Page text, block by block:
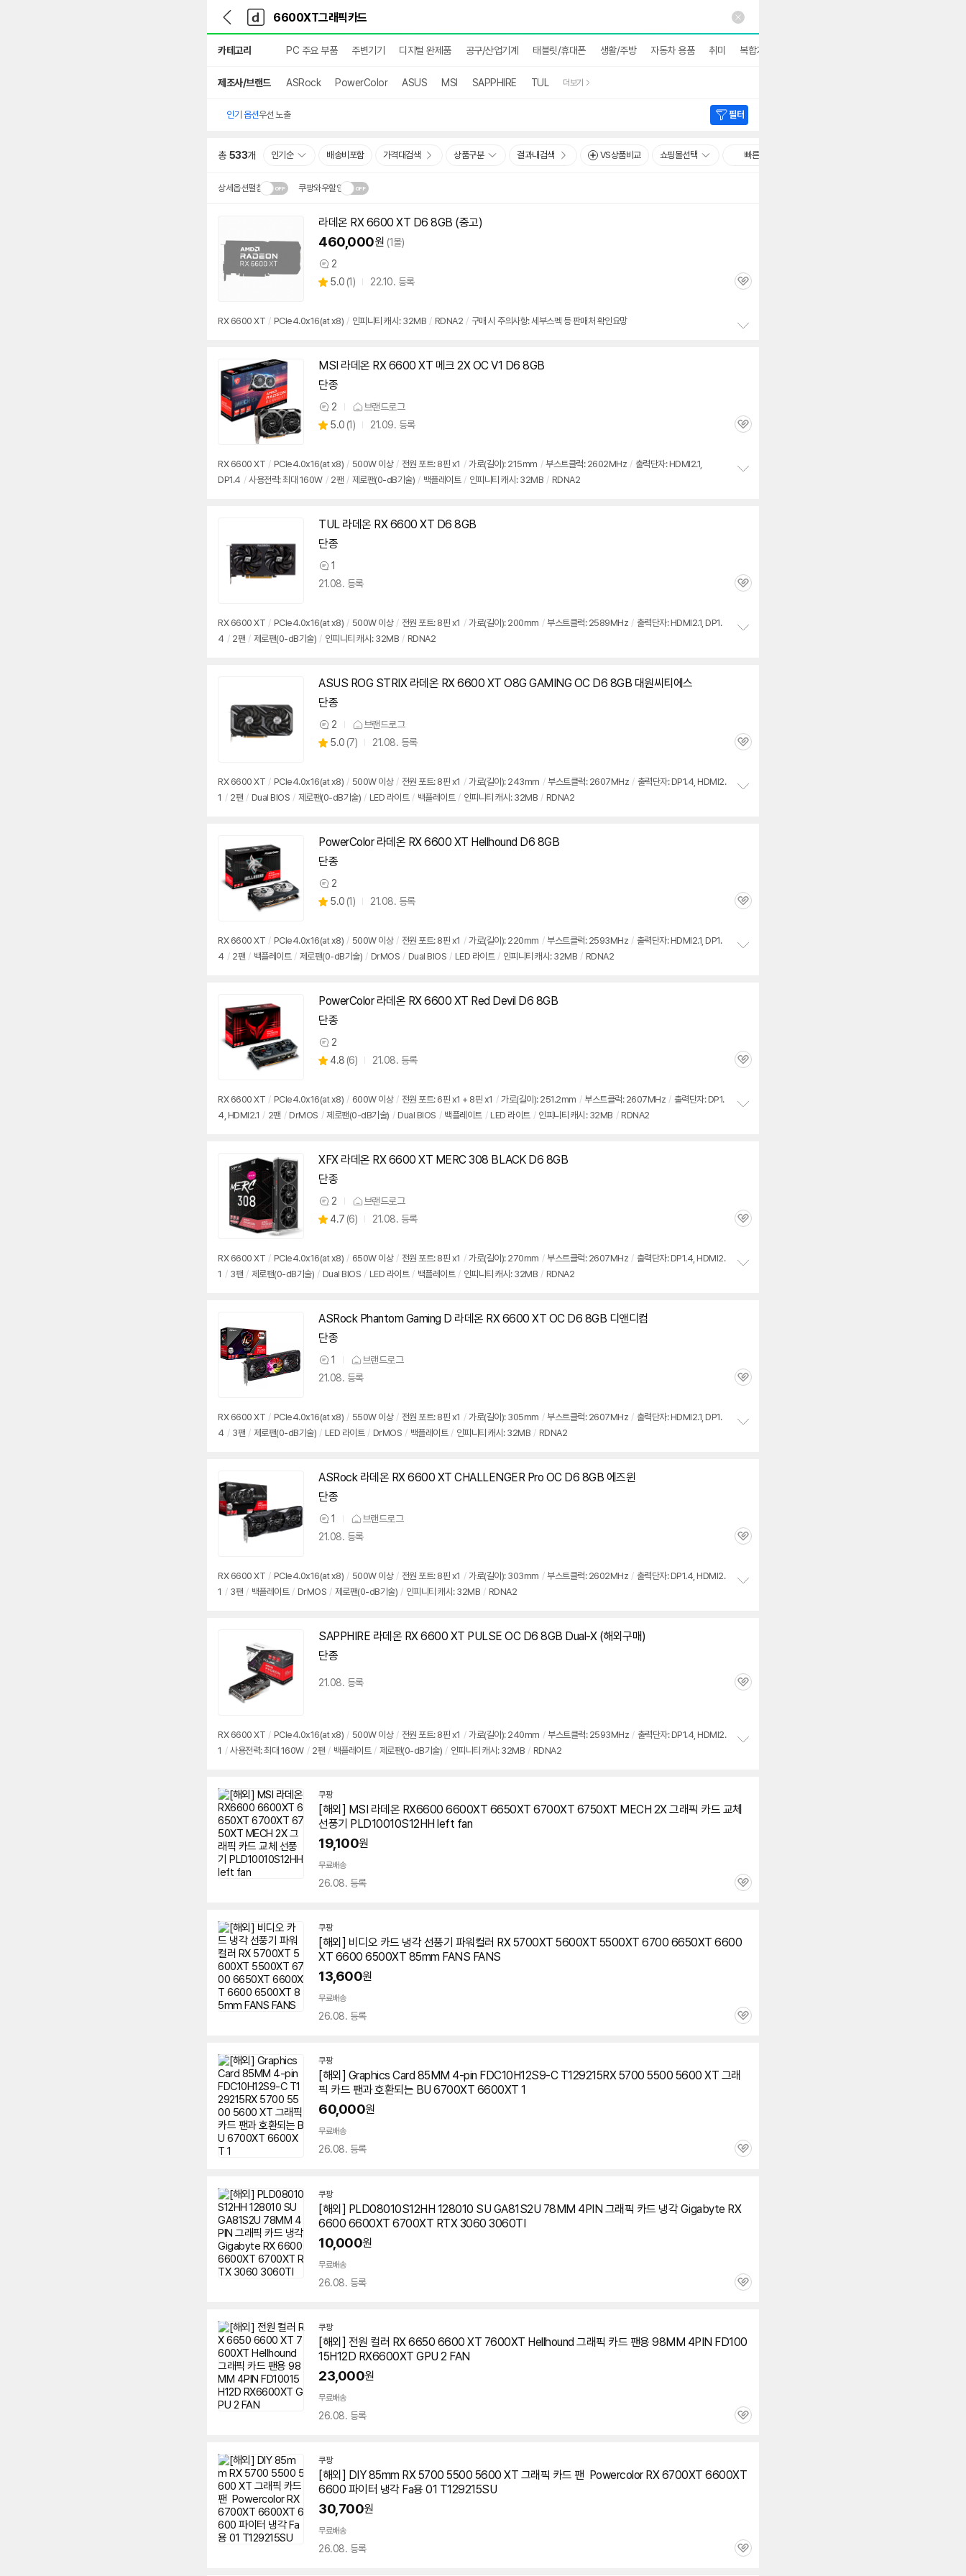
다
나
와
가
기
다
와
메
인
카테고리 PC 주요 부품 주변기기 디지털 완제품 공구/산업기계 태블릿/휴대폰 생활/주방 자동차 용품 취미 복합기/SW
제조사/브랜드 ASRock PowerColor ASUS MSI SAPPHIRE TUL 더보기
인기 옵션우선 노출 필터
총 533개 인기순 배송비포함 가격대검색 상품구분 결과내검색 VS상품비교 쇼핑몰선택 빠른배송
상세옵션펼침 쿠팡와우할인
기
라데온 RX 6600 XT D6 8GB (중고)
460,000원 (1몰)
상
품
2
별
5.0 (상
뷰
1) 22.10. 등록
관
RX 6600 XT / PCIe4.0x16(at x8) / 인피니티 캐시: 32MB / RDNA2 / 구매 시 주의사항: 세부스펙 등 판매처 확인요망
MSI 라데온 RX 6600 XT 메크 2X OC V1 D6 8GB
단종
상
품
2 브랜드로그
별
5.0 (상
1) 21.09. 등록
관
RX 6600 XT / PCIe4.0x16(at x8) / 500W 이상 / 전원 포트: 8핀 x1 / 가로(길이): 215mm / 부스트클럭: 2602MHz / 출력단자: HDMI2.1,
DP1.4 / 사용전력: 최대 160W / 2팬 / 제로팬(0-dB기술) / 백플레이트 / 인피니티 캐시: 32MB / RDNA2
TUL 라데온 RX 6600 XT D6 8GB
단종
상
품
1
21.08. 등록
관
RX 6600 XT / PCIe4.0x16(at x8) / 500W 이상 / 전원 포트: 8핀 x1 / 가로(길이): 200mm / 부스트클럭: 2589MHz / 출력단자: HDMI2.1, DP1.
4 / 2팬 / 제로팬(0-dB기술) / 인피니티 캐시: 32MB / RDNA2
ASUS ROG STRIX 라데온 RX 6600 XT O8G GAMING OC D6 8GB 대원씨티에스
단종
상
품
2 브랜드로그
별
5.0 (상
7) 21.08. 등록
관
RX 6600 XT / PCIe4.0x16(at x8) / 500W 이상 / 전원 포트: 8핀 x1 / 가로(길이): 243mm / 부스트클럭: 2607MHz / 출력단자: DP1.4, HDMI2.
1 / 2팬 / Dual BIOS / 제로팬(0-dB기술) / LED 라이트 / 백플레이트 / 인피니티 캐시: 32MB / RDNA2
PowerColor 라데온 RX 6600 XT Hellhound D6 8GB
단종
상
품
2
별
5.0 (상
1) 21.08. 등록
관
RX 6600 XT / PCIe4.0x16(at x8) / 500W 이상 / 전원 포트: 8핀 x1 / 가로(길이): 220mm / 부스트클럭: 2593MHz / 출력단자: HDMI2.1, DP1.
4 / 2팬 / 백플레이트 / 제로팬(0-dB기술) / DrMOS / Dual BIOS / LED 라이트 / 인피니티 캐시: 32MB / RDNA2
PowerColor 라데온 RX 6600 XT Red Devil D6 8GB
단종
상
품
2
별
4.8 (상
6) 21.08. 등록
관
RX 6600 XT / PCIe4.0x16(at x8) / 600W 이상 / 전원 포트: 6핀 x1 + 8핀 x1 / 가로(길이): 251.2mm / 부스트클럭: 2607MHz / 출력단자: DP1.
4, HDMI2.1 / 2팬 / DrMOS / 제로팬(0-dB기술) / Dual BIOS / 백플레이트 / LED 라이트 / 인피니티 캐시: 32MB / RDNA2
XFX 라데온 RX 6600 XT MERC 308 BLACK D6 8GB
단종
상
품
2 브랜드로그
별
4.7 (상
6) 21.08. 등록
관
RX 6600 XT / PCIe4.0x16(at x8) / 650W 이상 / 전원 포트: 8핀 x1 / 가로(길이): 270mm / 부스트클럭: 2607MHz / 출력단자: DP1.4, HDMI2.
1 / 3팬 / 제로팬(0-dB기술) / Dual BIOS / LED 라이트 / 백플레이트 / 인피니티 캐시: 32MB / RDNA2
ASRock Phantom Gaming D 라데온 RX 6600 XT OC D6 8GB 디앤디컴
단종
상
품
1
브랜드로그
21.08. 등록
관
RX 6600 XT / PCIe4.0x16(at x8) / 550W 이상 / 전원 포트: 8핀 x1 / 가로(길이): 305mm / 부스트클럭: 2607MHz / 출력단자: HDMI2.1, DP1.
4 / 3팬 / 제로팬(0-dB기술) / LED 라이트 / DrMOS / 백플레이트 / 인피니티 캐시: 32MB / RDNA2
ASRock 라데온 RX 6600 XT CHALLENGER Pro OC D6 8GB 에즈윈
단종
상
품
1
브랜드로그
21.08. 등록
관
RX 6600 XT / PCIe4.0x16(at x8) / 500W 이상 / 전원 포트: 8핀 x1 / 가로(길이): 303mm / 부스트클럭: 2602MHz / 출력단자: DP1.4, HDMI2.
1 / 3팬 / 백플레이트 / DrMOS / 제로팬(0-dB기술) / 인피니티 캐시: 32MB / RDNA2
SAPPHIRE 라데온 RX 6600 XT PULSE OC D6 8GB Dual-X (해외구매)
단종
21.08. 등록
관
RX 6600 XT / PCIe4.0x16(at x8) / 500W 이상 / 전원 포트: 8핀 x1 / 가로(길이): 240mm / 부스트클럭: 2593MHz / 출력단자: DP1.4, HDMI2.
1 / 사용전력: 최대 160W / 2팬 / 백플레이트 / 제로팬(0-dB기술) / 인피니티 캐시: 32MB / RDNA2
쿠팡
[해외] MSI 라데온 RX6600 6600XT 6650XT 6700XT 6750XT MECH 2X그래픽 카드 교체
선풍기 PLD10010S12HH left fan
19,100원
무료배송
26.08. 등록
관
쿠팡
[해외] 비디오 카드 냉각 선풍기 파워컬러 RX 5700XT 5600XT 5500XT 6700 6650XT 6600
XT 6600 6500XT 85mm FANS FANS
13,600원
무료배송
26.08. 등록
관
쿠팡
[해외] Graphics Card 85MM 4-pin FDC10H12S9-C T129215RX 5700 5500 5600 XT 그래
픽 카드 팬과 호환되는 BU 6700XT 6600XT 1
60,000원
무료배송
26.08. 등록
관
쿠팡
[해외] PLD08010S12HH 128010 SU GA81S2U 78MM 4PIN 그래픽 카드 냉각 Gigabyte RX
6600 6600XT 6700XT RTX 3060 3060TI
10,000원
무료배송
26.08. 등록
관
쿠팡
[해외] 전원 컬러 RX 6650 6600 XT 7600XT Hellhound 그래픽 카드 팬용 98MM 4PIN FD100
15H12D RX6600XT GPU 2 FAN
23,000원
무료배송
26.08. 등록
관
쿠팡
[해외] DIY 85mm RX 5700 5500 5600 XT 그래픽 카드 팬 ​ Powercolor RX 6700XT 6600XT
6600 파이터 냉각 Fa용 01 T129215SU
30,700원
무료배송
26.08. 등록
관